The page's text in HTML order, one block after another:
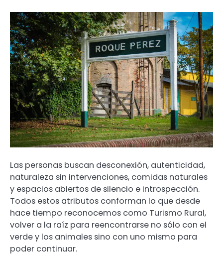
Las personas buscan desconexión, autenticidad,
naturaleza sin intervenciones, comidas naturales
y espacios abiertos de silencio e introspección.
Todos estos atributos conforman lo que desde
hace tiempo reconocemos como Turismo Rural,
volver a la raíz para reencontrarse no sólo con el
verde y los animales sino con uno mismo para
poder continuar.